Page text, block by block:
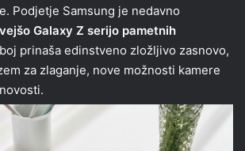
Podjetje Samsung je nedavno
Galaxy Z serijo pametnih
prinaša edinstveno zložljivo zasnovo,
za zlaganje, nove možnosti kamere